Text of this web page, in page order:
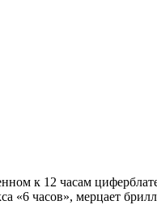
к 12 часам
«6 часов», мерцает